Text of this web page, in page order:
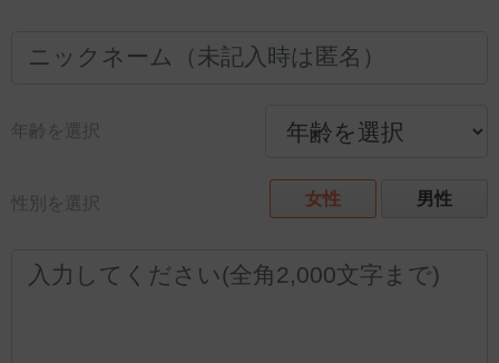
年齢を選択
性別を選択 女性 男性